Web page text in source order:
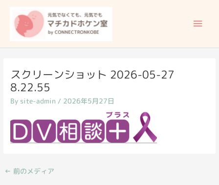
イ
ン
スクリーンショット 2026-05-27
8.22.55
By site-admin / 2026年5月27日
← 前のメディア